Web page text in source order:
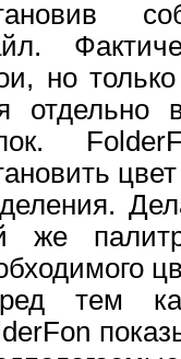
но
отдельно
же
тем